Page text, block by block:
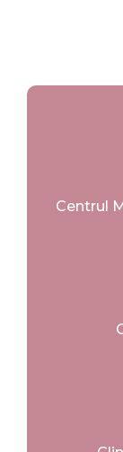
Centrul